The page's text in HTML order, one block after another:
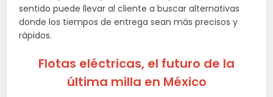
sentido puede llevar al cliente a buscar alternativas
donde los tiempos de entrega sean más precisos y
rápidos.
Flotas eléctricas, el futuro de la
última milla en México